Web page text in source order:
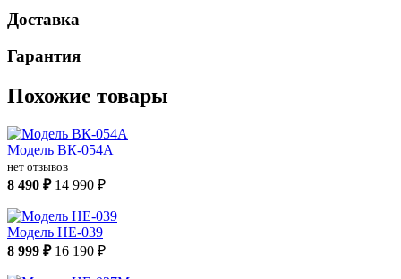
Доставка
Гарантия
Похожие товары
Модель ВК-054А
нет отзывов
8 490 ₽ 14 990 ₽
Модель НЕ-039
8 999 ₽ 16 190 ₽